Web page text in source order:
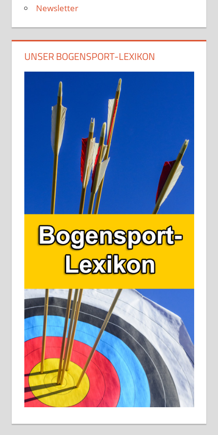
Newsletter
UNSER BOGENSPORT-LEXIKON